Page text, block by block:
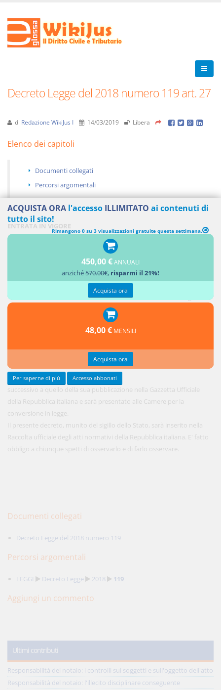
Decreto Legge del 2018 numero 119 art. 27
di Redazione WikiJus I 14/03/2019 Libera
Elenco dei capitoli
Documenti collegati
Percorsi argomentali
ENTRATA IN VIGORE
successivo a quello della sua pubblicazione nella Gazzetta Ufficiale
della Repubblica italiana e sarà presentato alle Camere per la
conversione in legge.
Il presente decreto, munito del sigillo dello Stato, sarà inserito nella
Raccolta ufficiale degli atti normativi della Repubblica italiana. E' fatto
obbligo a chiunque spetti di osservarlo e di farlo osservare.
Documenti collegati
Decreto Legge del 2018 numero 119
Percorsi argomentali
LEGGI Decreto Legge 2018 119
Aggiungi un commento
Ultimi contributi
Responsabilità del notaio: i controlli sui soggetti e sull'oggetto dell'atto
Responsabilità del notaio: l'illecito disciplinare conseguente
ACQUISTA ORA l'accesso ILLIMITATO ai contenuti di
tutto il sito!
Rimangono 0 su 3 visualizzazioni gratuite questa settimana.
450,00 €ANNUALI
anziché570.00€, risparmi il 21%!
Acquista ora
48,00 € MENSILI
Acquista ora
Per saperne di più Accesso abbonati